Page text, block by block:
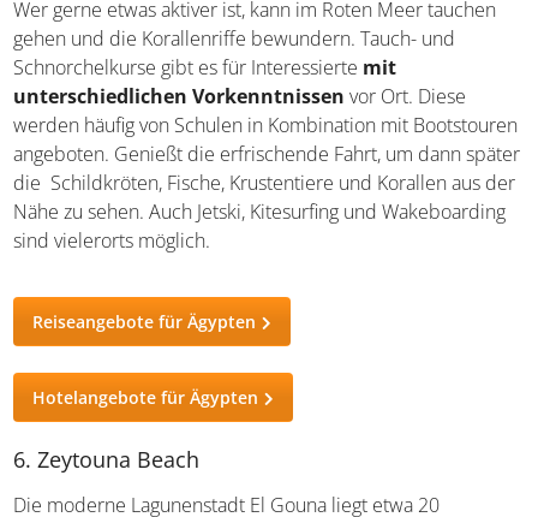
Die Küste von Sharm El Sheikh
Wer gerne etwas aktiver ist, kann im Roten Meer tauchen
gehen und die Korallenriffe bewundern. Tauch- und
Schnorchelkurse gibt es für Interessiertemit
unterschiedlichen Vorkenntnissenvor Ort. Diese
werden häufig von Schulen in Kombination mit
Bootstouren angeboten. Genießt die erfrischende Fahrt,
und Korallen aus der Nähe zu sehen. Auch Jetski,
Kitesurfing und Wakeboarding sind vielerorts möglich.
Reiseangebote für Ägypten